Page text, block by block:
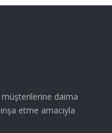
müşterilerine daima
etme amacıyla